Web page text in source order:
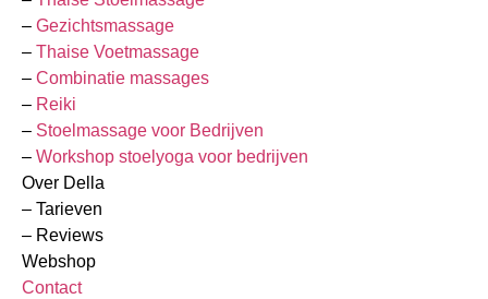
– Gezichtsmassage
– Thaise Voetmassage
– Combinatie massages
– Reiki
– Stoelmassage voor Bedrijven
– Workshop stoelyoga voor bedrijven
Over Della
– Tarieven
– Reviews
Webshop
Contact